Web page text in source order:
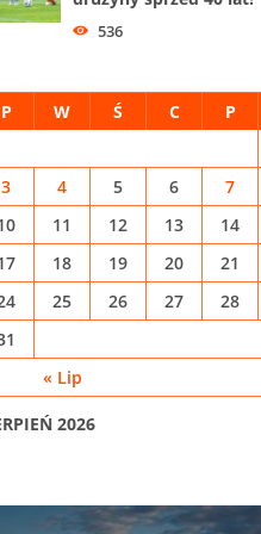
536
2026
P W Ś C P
« Lip
3
4 5 6 7
11 12 13 14
18 19 20 21
25 26 27 28